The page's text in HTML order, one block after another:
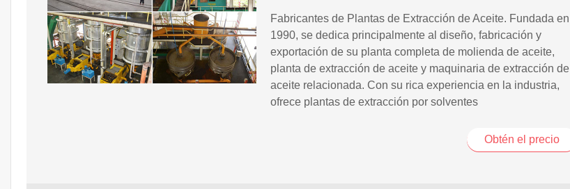
Fabricantes de Plantas de Extracción de Aceite. Fundada en
1990, se dedica principalmente al diseño, fabricación y
exportación de su planta completa de molienda de aceite,
planta de extracción de aceite y maquinaria de extracción de
aceite relacionada. Con su rica experiencia en la industria,
ofrece plantas de extracción por solventes
Obtén el precio